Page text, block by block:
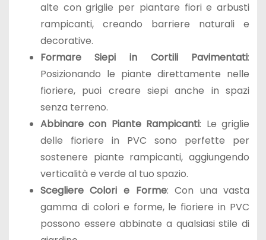
alte con griglie per piantare fiori e arbusti
rampicanti, creando barriere naturali e
decorative.
Formare Siepi in Cortili Pavimentati:
Posizionando le piante direttamente nelle
fioriere, puoi creare siepi anche in spazi
senza terreno.
Abbinare con Piante Rampicanti: Le griglie
delle fioriere in PVC sono perfette per
sostenere piante rampicanti, aggiungendo
verticalità e verde al tuo spazio.
Scegliere Colori e Forme: Con una vasta
gamma di colori e forme, le fioriere in PVC
possono essere abbinate a qualsiasi stile di